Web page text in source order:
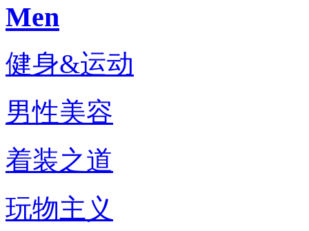
Men
健身&运动
男性美容
着装之道
玩物主义